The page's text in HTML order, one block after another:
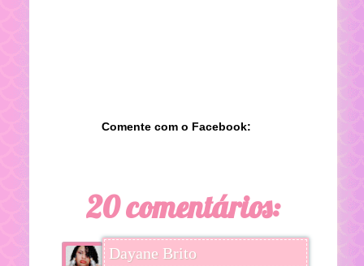
Comente com o Facebook:
20 comentários:
Dayane Brito